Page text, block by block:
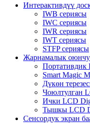
Интерактивдүү
IWB сериясы
IWC сериясы
IWR сериясы
IWT сериясы
STFP сериясы
Жарнамалык оюнчу
Портативдик
Smart Magic
Дүкөн
Чоюлтулган
Ички LCD
Тышкы LCD
Сенсордук экран